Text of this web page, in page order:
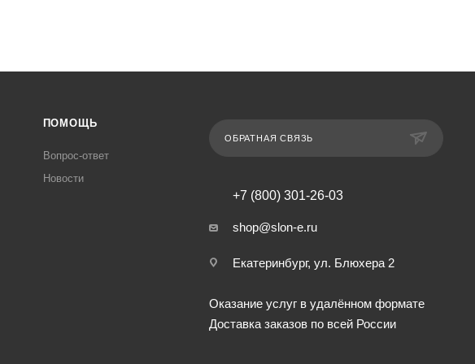
ПОМОЩЬ
Вопрос-ответ
Новости
ОБРАТНАЯ СВЯЗЬ
+7 (800) 301-26-03
shop@slon-e.ru
Екатеринбург, ул. Блюхера 2
Оказание услуг в удалённом формате
Доставка заказов по всей России